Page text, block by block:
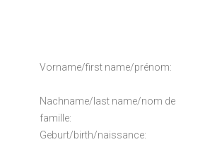
Vorname/first name/prénom:
Nachname/last name/nom de
famille:
Geburt/birth/naissance: